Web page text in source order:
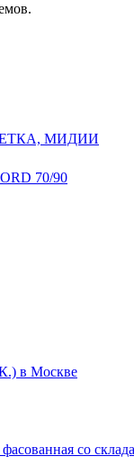
МИДИИ
70/90
в Москве
со склада